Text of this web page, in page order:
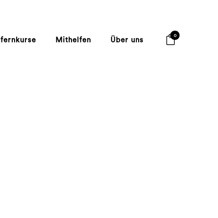
0
Mithelfen Über uns